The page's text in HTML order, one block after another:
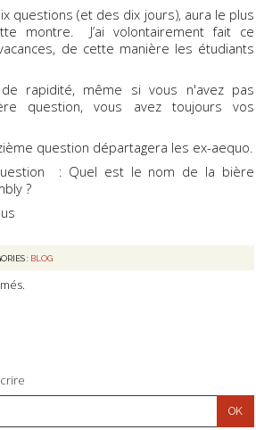
questions (et des dix jours), aura le plus
montre. J’ai volontairement fait ce
de cette manière les étudiants
rapidité, même si vous n'avez pas
question, vous avez toujours vos
question départagera les ex-aequo.
: Quel est le nom de la bière
?
: BLOG